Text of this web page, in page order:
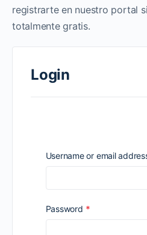
registrarte en nuestro portal
totalmente gratis.
Login
Username or email
Password *Required